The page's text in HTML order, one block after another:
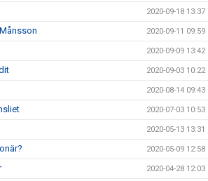
2020-09-18 13:37
2020-09-11 09:59
2020-09-09 13:42
2020-09-03 10:22
2020-08-14 09:43
2020-07-03 10:53
2020-05-13 13:31
2020-05-09 12:58
2020-04-28 12:03